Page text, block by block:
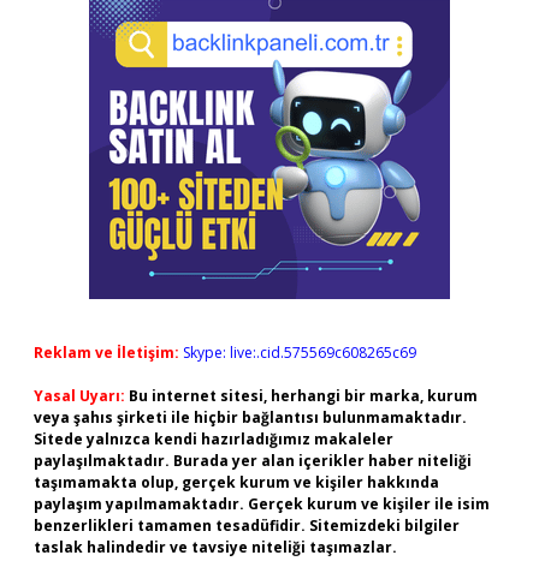
Reklam ve İletişim: Skype: live:.cid.575569c608265c69
Yasal Uyarı: Bu internet sitesi, herhangi bir marka, kurum
veya şahıs şirketi ile hiçbir bağlantısı bulunmamaktadır.
Sitede yalnızca kendi hazırladığımız makaleler
paylaşılmaktadır. Burada yer alan içerikler haber niteliği
taşımamakta olup, gerçek kurum ve kişiler hakkında
paylaşım yapılmamaktadır. Gerçek kurum ve kişiler ile isim
benzerlikleri tamamen tesadüfidir. Sitemizdeki bilgiler
taslak halindedir ve tavsiye niteliği taşımazlar.